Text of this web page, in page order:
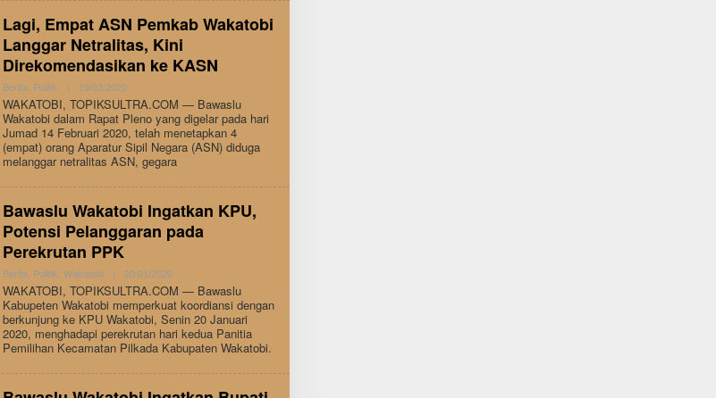
Lagi, Empat ASN Pemkab Wakatobi
Langgar Netralitas, Kini
Direkomendasikan ke KASN
Berita Politik | 19/02/2020By
Admin
WAKATOBI, TOPIKSULTRA.COM — Bawaslu
Wakatobi dalam Rapat Pleno yang digelar pada hari
Jumad 14 Februari 2020, telah menetapkan 4
(empat) orang Aparatur Sipil Negara (ASN) diduga
melanggar netralitas ASN, gegara
Bawaslu Wakatobi Ingatkan KPU,
Potensi Pelanggaran pada
Perekrutan PPK
Berita Politik Wakatobi | 20/01/2020By
Admin
WAKATOBI, TOPIKSULTRA.COM — Bawaslu
Kabupeten Wakatobi memperkuat koordiansi dengan
berkunjung ke KPU Wakatobi, Senin 20 Januari
2020, menghadapi perekrutan hari kedua Panitia
Pemilihan Kecamatan Pilkada Kabupaten Wakatobi.